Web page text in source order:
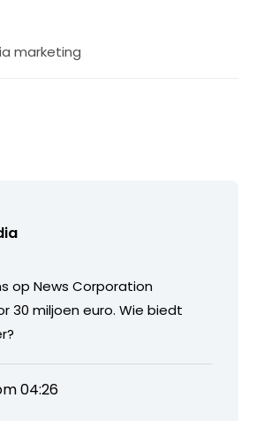
marketing
op News Corporation
30 miljoen euro. Wie biedt
04:26